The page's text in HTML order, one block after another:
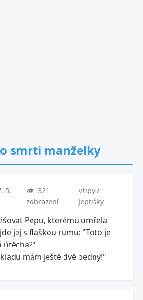
smrti manželky
5.
👁️ 321
zobrazení
Vtipy /
Jeptišky
Pepu, kterému umřela
jej s flaškou rumu: "Toto je
útěcha?"
mám ještě dvě bedny!"